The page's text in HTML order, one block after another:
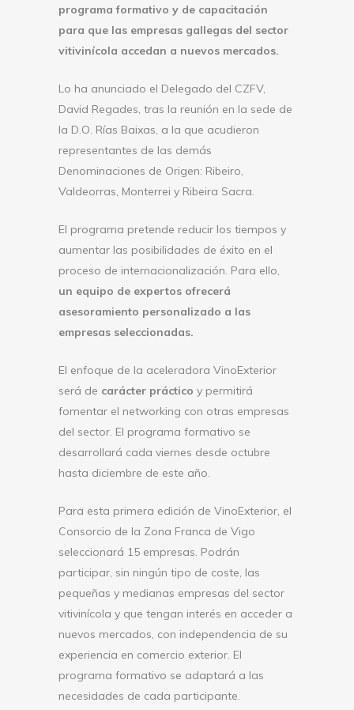
programa formativo y de capacitación
para que las empresas gallegas del sector
vitivinícola accedan a nuevos mercados.
Lo ha anunciado el Delegado del CZFV,
David Regades, tras la reunión en la sede de
la D.O. Rías Baixas, a la que acudieron
representantes de las demás
Denominaciones de Origen: Ribeiro,
Valdeorras, Monterrei y Ribeira Sacra.
El programa pretende reducir los tiempos y
aumentar las posibilidades de éxito en el
proceso de internacionalización. Para ello,
un equipo de expertos ofrecerá
asesoramiento personalizado a las
empresas seleccionadas.
El enfoque de la aceleradora VinoExterior
será de carácter práctico y permitirá
fomentar el networking con otras empresas
del sector. El programa formativo se
desarrollará cada viernes desde octubre
hasta diciembre de este año.
Para esta primera edición de VinoExterior, el
Consorcio de la Zona Franca de Vigo
seleccionará 15 empresas. Podrán
participar, sin ningún tipo de coste, las
pequeñas y medianas empresas del sector
vitivinícola y que tengan interés en acceder a
nuevos mercados, con independencia de su
experiencia en comercio exterior. El
programa formativo se adaptará a las
necesidades de cada participante.